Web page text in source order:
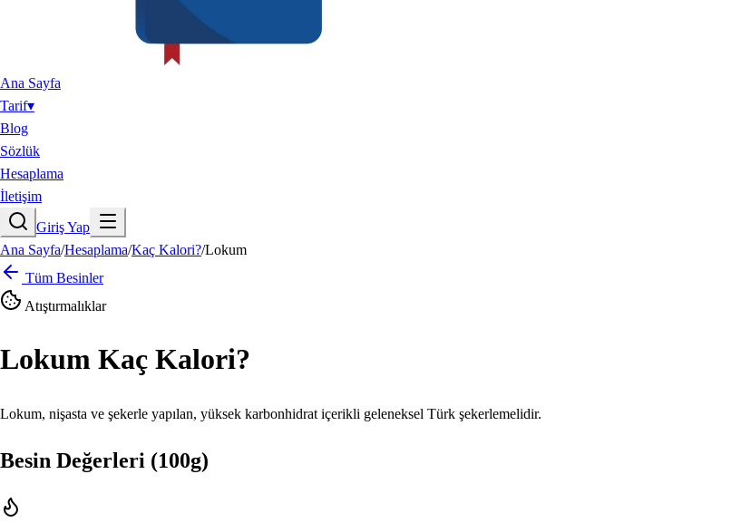
Ana Sayfa
Tarif▾
Blog
Sözlük
Hesaplama
İletişim
Giriş Yap
Ana Sayfa/Hesaplama/Kaç Kalori?/Lokum
Tüm Besinler
Atıştırmalıklar
Lokum Kaç Kalori?
Lokum, nişasta ve şekerle yapılan, yüksek karbonhidrat içerikli geleneksel Türk şekerlemelidir.
Besin Değerleri (100g)